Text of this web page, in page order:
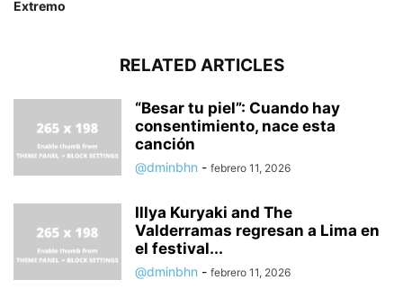
Extremo
RELATED ARTICLES
“Besar tu piel”: Cuando hay
consentimiento, nace esta
canción
@dminbhn - febrero 11, 2026
Illya Kuryaki and The
Valderramas regresan a Lima en
el festival...
@dminbhn - febrero 11, 2026